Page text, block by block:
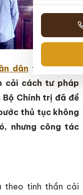
dân tỉnh đã mở
cải cách tư pháp
Chính trị đã đề
thủ tục không
nhưng công tác
theo tinh thần cải